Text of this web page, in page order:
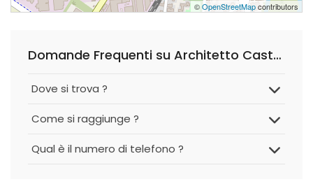
©OpenStreetMapcontributors
Domande Frequenti su Architetto Castellini Romana
Dove si trova ?
Come si raggiunge ?
Qual è il numero di telefono ?